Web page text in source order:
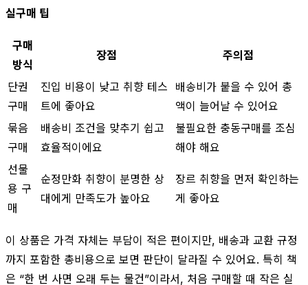
실구매 팁
구매
방식
장점 주의점
단권
구매
진입 비용이 낮고 취향 테스
트에 좋아요
배송비가 붙을 수 있어 총
액이 늘어날 수 있어요
묶음
구매
배송비 조건을 맞추기 쉽고
효율적이에요
불필요한 충동구매를 조심
해야 해요
선물
용 구
매
순정만화 취향이 분명한 상
대에게 만족도가 높아요
장르 취향을 먼저 확인하는
게 좋아요
이 상품은 가격 자체는 부담이 적은 편이지만, 배송과 교환 규정
까지 포함한 총비용으로 보면 판단이 달라질 수 있어요. 특히 책
은 “한 번 사면 오래 두는 물건”이라서, 처음 구매할 때 작은 실